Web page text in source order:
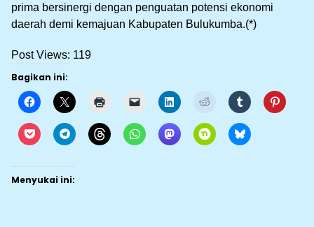
prima bersinergi dengan penguatan potensi ekonomi
daerah demi kemajuan Kabupaten Bulukumba.(*)
Post Views: 119
Bagikan ini:
Menyukai ini: